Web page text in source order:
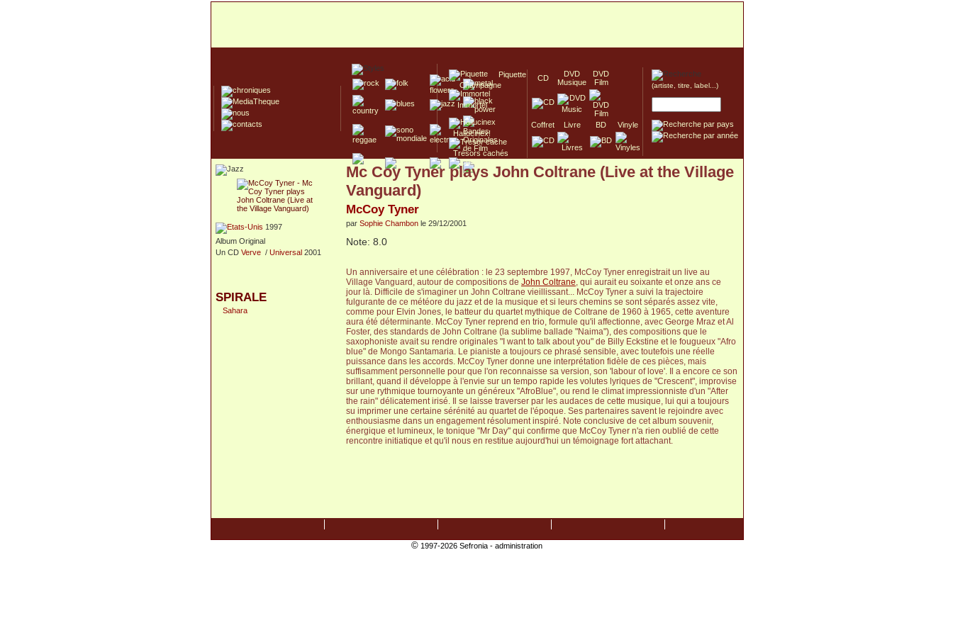
Piquette
Champagne
Immortel
Hallucinex!
Trésors cachés
Culte/Collector
CD
DVD
Musique
DVD
Film
Coffret Livre BD Vinyle
(artiste, titre, label...)
1997
Album Original
Un CD Verve / Universal 2001
SPIRALE
Sahara
Mc Coy Tyner plays John Coltrane (Live at the Village
Vanguard)
McCoy Tyner
par Sophie Chambon le 29/12/2001
Note: 8.0
Un anniversaire et une célébration : le 23 septembre 1997, McCoy Tyner enregistrait un live au
Village Vanguard, autour de compositions de John Coltrane, qui aurait eu soixante et onze ans ce
jour là. Difficile de s'imaginer un John Coltrane vieillissant... McCoy Tyner a suivi la trajectoire
fulgurante de ce météore du jazz et de la musique et si leurs chemins se sont séparés assez vite,
comme pour Elvin Jones, le batteur du quartet mythique de Coltrane de 1960 à 1965, cette aventure
aura été déterminante. McCoy Tyner reprend en trio, formule qu'il affectionne, avec George Mraz et Al
Foster, des standards de John Coltrane (la sublime ballade "Naima"), des compositions que le
saxophoniste avait su rendre originales "I want to talk about you" de Billy Eckstine et le fougueux "Afro
blue" de Mongo Santamaria. Le pianiste a toujours ce phrasé sensible, avec toutefois une réelle
puissance dans les accords. McCoy Tyner donne une interprétation fidèle de ces pièces, mais
suffisamment personnelle pour que l'on reconnaisse sa version, son 'labour of love'. Il a encore ce son
brillant, quand il développe à l'envie sur un tempo rapide les volutes lyriques de "Crescent", improvise
sur une rythmique tournoyante un généreux "AfroBlue", ou rend le climat impressionniste d'un "After
the rain" délicatement irisé. Il se laisse traverser par les audaces de cette musique, lui qui a toujours
su imprimer une certaine sérénité au quartet de l'époque. Ses partenaires savent le rejoindre avec
enthousiasme dans un engagement résolument inspiré. Note conclusive de cet album souvenir,
énergique et lumineux, le tonique "Mr Day" qui confirme que McCoy Tyner n'a rien oublié de cette
rencontre initiatique et qu'il nous en restitue aujourd'hui un témoignage fort attachant.
©1997-2026 Sefronia - administration